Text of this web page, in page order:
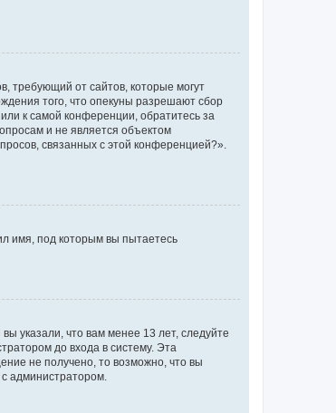
требующий от сайтов, которые могут
того, что опекуны разрешают сбор
к самой конференции, обратитесь за
и не является объектом
связанных с этой конференцией?».
имя, под которым вы пытаетесь
указали, что вам менее 13 лет, следуйте
до входа в систему. Эта
не получено, то возможно, что вы
администратором.